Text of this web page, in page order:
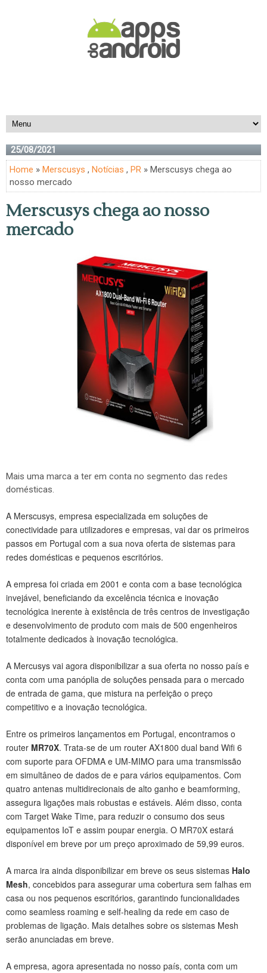
25/08/2021
Home » Merscusys , Notícias , PR » Merscusys chega ao
nosso mercado
Merscusys chega ao nosso
mercado
Mais uma marca a ter em conta no segmento das redes
domésticas.
A Merscusys, empresa especializada em soluções de
conectividade para utilizadores e empresas, vai dar os primeiros
passos em Portugal com a sua nova oferta de sistemas para
redes domésticas e pequenos escritórios.
A empresa foi criada em 2001 e conta com a base tecnológica
invejável, beneficiando da excelência técnica e inovação
tecnológica inerente à existência de três centros de investigação
e desenvolvimento de produto com mais de 500 engenheiros
totalmente dedicados à inovação tecnológica.
A Mercusys vai agora disponibilizar a sua oferta no nosso país e
conta com uma panóplia de soluções pensada para o mercado
de entrada de gama, que mistura na perfeição o preço
competitivo e a inovação tecnológica.
Entre os primeiros lançamentos em Portugal, encontramos o
router MR70X. Trata-se de um router AX1800 dual band Wifi 6
com suporte para OFDMA e UM-MIMO para uma transmissão
em simultâneo de dados de e para vários equipamentos. Com
quatro antenas multidirecionais de alto ganho e beamforming,
assegura ligações mais robustas e estáveis. Além disso, conta
com Target Wake Time, para reduzir o consumo dos seus
equipamentos IoT e assim poupar energia. O MR70X estará
disponível em breve por um preço aproximado de 59,99 euros.
A marca ira ainda disponibilizar em breve os seus sistemas Halo
Mesh, concebidos para assegurar uma cobertura sem falhas em
casa ou nos pequenos escritórios, garantindo funcionalidades
como seamless roaming e self-healing da rede em caso de
problemas de ligação. Mais detalhes sobre os sistemas Mesh
serão anunciadas em breve.
A empresa, agora apresentada no nosso país, conta com um